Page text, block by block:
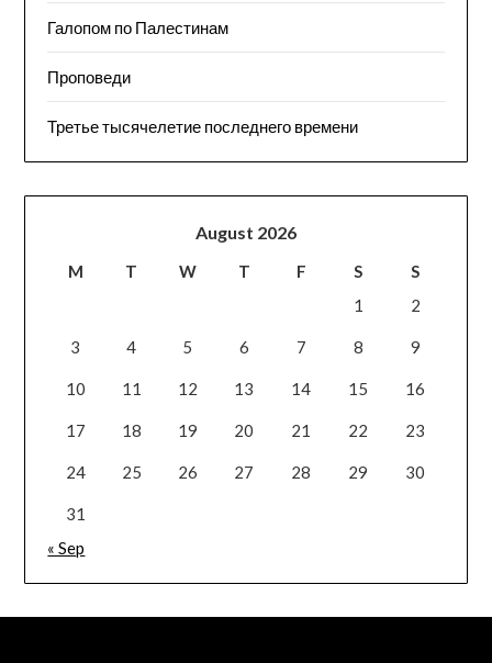
Галопом по Палестинам
Проповеди
Третье тысячелетие последнего времени
August 2026
M T W T F S
S
1
2
3 4 5 6 7 8 9
10 11 12 13 14 15 16
17 18 19 20 21 22 23
24 25 26 27 28 29 30
31
« Sep